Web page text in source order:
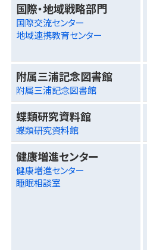
国際・地域戦略部門
国際交流センター
地域連携教育センター
附属三浦記念図書館
附属三浦記念図書館
蝶類研究資料館
蝶類研究資料館
健康増進センター
健康増進センター
睡眠相談室